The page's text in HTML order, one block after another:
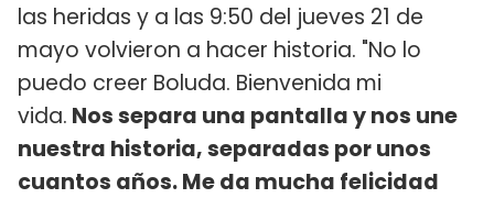
las heridas y a las 9:50 del jueves 21 de
mayo volvieron a hacer historia. "No lo
puedo creer Boluda. Bienvenida mi
vida. Nos separa una pantalla y nos une
nuestra historia, separadas por unos
cuantos años. Me da mucha felicidad